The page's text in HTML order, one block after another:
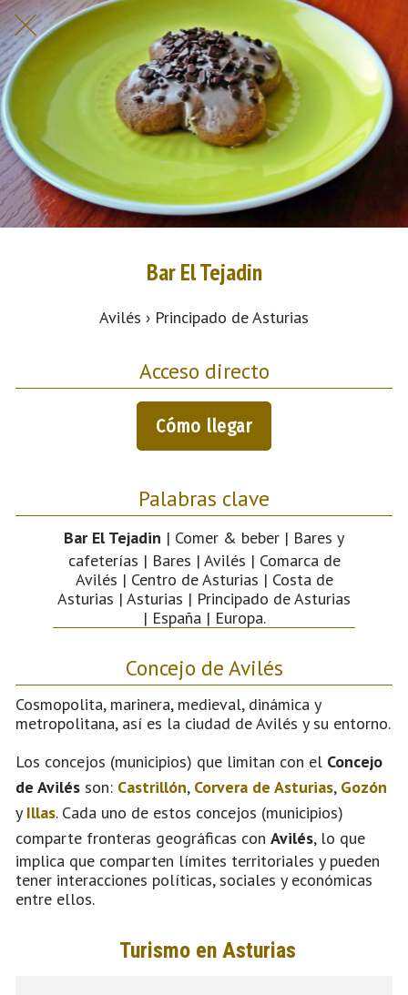
Bar El Tejadin
Avilés › Principado de Asturias
Acceso directo
Cómo llegar
Palabras clave
Bar El Tejadin | Comer & beber | Bares y
cafeterías | Bares | Avilés | Comarca de
Avilés | Centro de Asturias | Costa de
Asturias | Asturias | Principado de Asturias
| España | Europa.
Concejo de Avilés
Cosmopolita, marinera, medieval, dinámica y
metropolitana, así es la ciudad de Avilés y su entorno.
Los concejos (municipios) que limitan con el Concejo
de Avilés son: Castrillón, Corvera de Asturias, Gozón
y Illas. Cada uno de estos concejos (municipios)
comparte fronteras geográficas con Avilés, lo que
implica que comparten límites territoriales y pueden
tener interacciones políticas, sociales y económicas
entre ellos.